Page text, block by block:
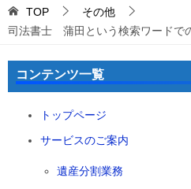
TOP
その他
司法書士 蒲田という検索ワードで
コンテンツ一覧
トップページ
サービスのご案内
遺産分割業務